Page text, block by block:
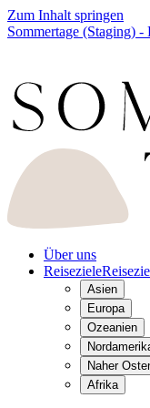
Zum Inhalt springen
Sommertage (Staging) -
Über uns
Reiseziele
Asien
Europa
Ozeanien
Naher
Afrika